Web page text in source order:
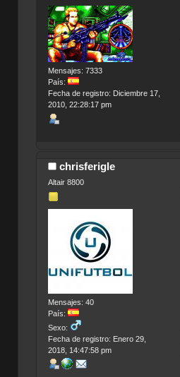
Mensajes: 7333
País:
Fecha de registro: Diciembre 17,
2010, 22:28:17 pm
chrisferigle
Altair 8800
Mensajes: 40
País:
Sexo:
Fecha de registro: Enero 29,
2018, 14:47:58 pm